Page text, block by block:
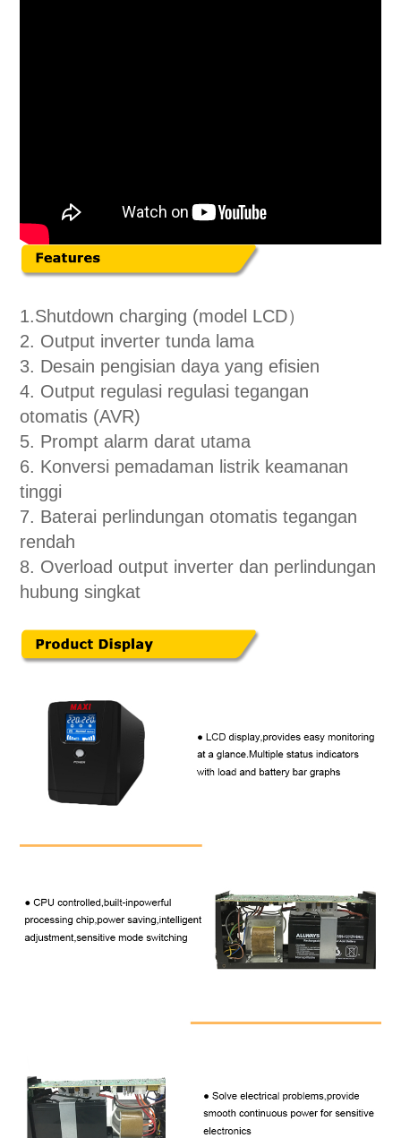
1.Shutdown charging (model LCD）
2. Output inverter tunda lama
3. Desain pengisian daya yang efisien
4. Output regulasi regulasi tegangan
otomatis (AVR)
5. Prompt alarm darat utama
6. Konversi pemadaman listrik keamanan
tinggi
7. Baterai perlindungan otomatis tegangan
rendah
8. Overload output inverter dan perlindungan
hubung singkat